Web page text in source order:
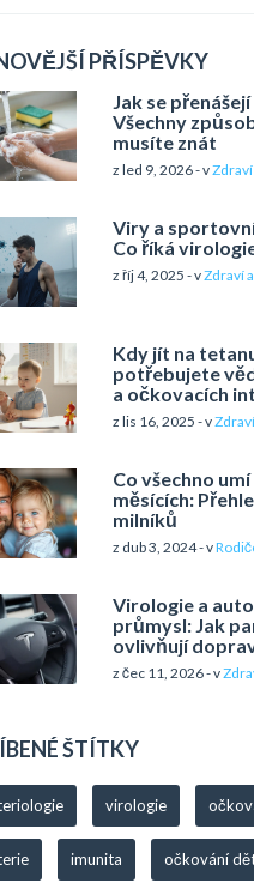
PŘÍSPĚVKY
Jak se
Všechny
musíte znát
z led 9, 2026 - v
Viry a
Co říká
z říj 4, 2025 - vZdraví
Kdy jít na
potřebujete
a očkovacích
z lis 16, 2025 - v
Co všechno
měsících:
milníků
z dub 3, 2024 - v
Virologie a
průmysl: Jak
ovlivňují
z čec 11, 2026 - v
ŠTÍTKY
virologie
imunita očkování